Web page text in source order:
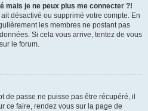
mais je ne peux plus me connecter ?!
ait désactivé ou supprimé votre compte. En
les membres ne postant pas
Si cela vous arrive, tentez de vous
le forum.
de passe ne puisse pas être récupéré, il
ce faire, rendez vous sur la page de